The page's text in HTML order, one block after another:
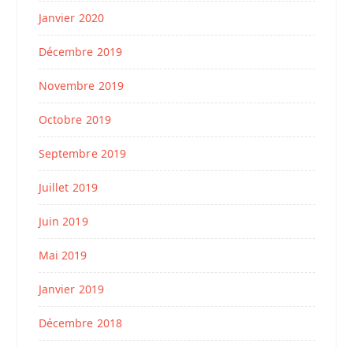
Janvier 2020
Décembre 2019
Novembre 2019
Octobre 2019
Septembre 2019
Juillet 2019
Juin 2019
Mai 2019
Janvier 2019
Décembre 2018